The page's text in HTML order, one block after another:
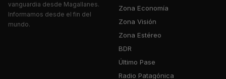
vanguardia desde Magallanes.
Informamos desde el fin del
mundo.
Zona Economía
Zona Visión
Zona Estéreo
BDR
Último Pase
Radio Patagónica